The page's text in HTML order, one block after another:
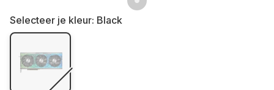
Selecteer je kleur: Black